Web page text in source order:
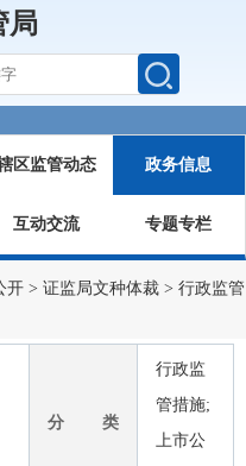
局
区监管动态 政务信息
互动交流 专题专栏
开 > 证监局文种体裁 > 行政监管
分 类
行政监
管措施;
上市公